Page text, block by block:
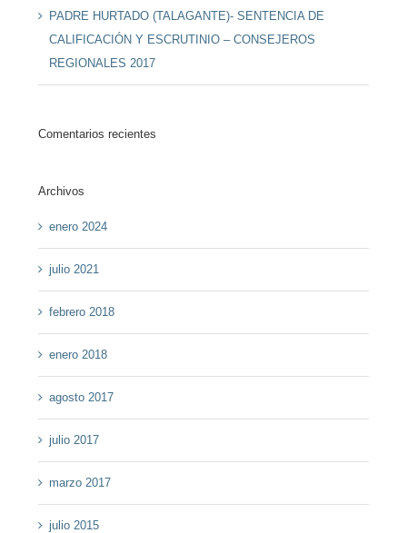
PADRE HURTADO (TALAGANTE)- SENTENCIA DE
CALIFICACIÓN Y ESCRUTINIO – CONSEJEROS
REGIONALES 2017
Comentarios recientes
Archivos
enero 2024
julio 2021
febrero 2018
enero 2018
agosto 2017
julio 2017
marzo 2017
julio 2015